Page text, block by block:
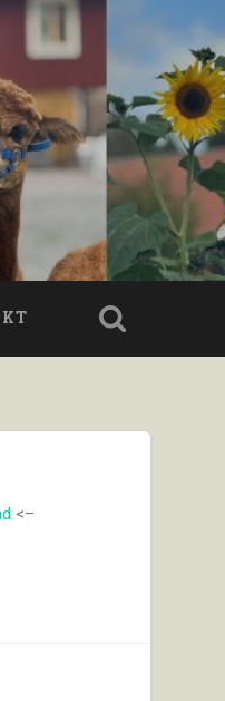
<–